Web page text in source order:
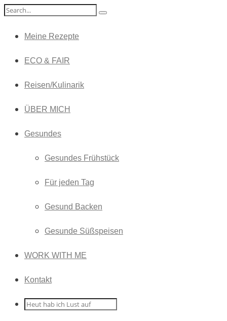
Meine Rezepte
ECO & FAIR
Reisen/Kulinarik
ÜBER MICH
Gesundes
Gesundes Frühstück
Für jeden Tag
Gesund Backen
Gesunde Süßspeisen
WORK WITH ME
Kontakt